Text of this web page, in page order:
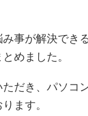
事が解決でき
めました。
だき、パソコ
ます。